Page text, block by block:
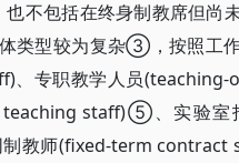
不包括在终身制教席但尚
型较为复杂③，按照工
专职教学人员(teaching-
teaching staff)⑤、实验室
教师(fixed-term contract